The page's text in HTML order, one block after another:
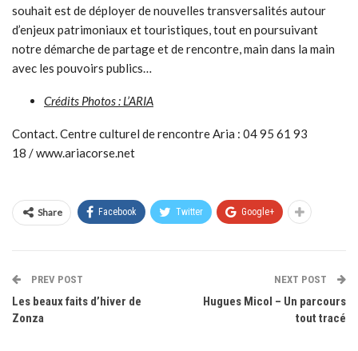
souhait est de déployer de nouvelles transversalités autour
d’enjeux patrimoniaux et touristiques, tout en poursuivant
notre démarche de partage et de rencontre, main dans la main
avec les pouvoirs publics…
Crédits Photos : L’ARIA
Contact. Centre culturel de rencontre Aria : 04 95 61 93
18 / www.ariacorse.net
Share Facebook Twitter Google+
PREV POST
Les beaux faits d’hiver de
Zonza
NEXT POST
Hugues Micol – Un parcours
tout tracé